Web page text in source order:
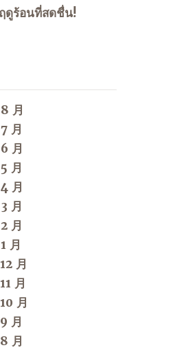
ดูร้อนที่สดชื่น!
月
月
月
月
月
月
月
月
月
月
月
月
月